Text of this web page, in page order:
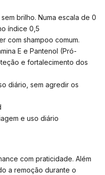
brilho. Numa escala de 0
índice 0,5
com shampoo comum.
E e Pantenol (Pró-
e fortalecimento dos
diário, sem agredir os
e uso diário
com praticidade. Além
a remoção durante o